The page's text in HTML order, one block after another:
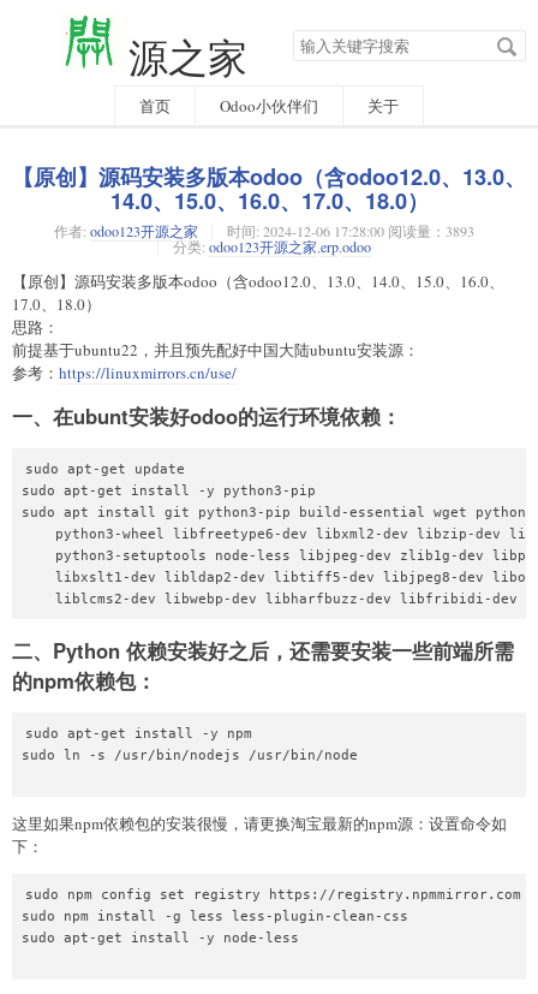
源之家 搜
索
字
首页 Odoo小伙伴们 关于
【原创】源码安装多版本odoo（含odoo12.0、13.0、
14.0、15.0、16.0、17.0、18.0）
作者: odoo123开源之家 时间: 2024-12-06 17:28:00 阅读量：3893
分类: odoo123开源之家 erpodoo
【原创】源码安装多版本odoo（含odoo12.0、13.0、14.0、15.0、16.0、
17.0、18.0）
思路：
前提基于ubuntu22，并且预先配好中国大陆ubuntu安装源：
参考： https://linuxmirrors.cn/use/
一、在ubunt安装好odoo的运行环境依赖：
sudo apt-get update
sudo apt-get install -y python3-pip
sudo apt install git python3-pip build-essential wget
python3-wheel libfreetype6-dev libxml2-dev libzip-dev
python3-setuptools node-less libjpeg-dev zlib1g-dev
libxslt1-dev libldap2-dev libtiff5-dev libjpeg8-dev
二、Python 依赖安装好之后，还需要安装一些前端所需
的npm依赖包：
sudo apt-get install -y npm
sudo ln -s /usr/bin/nodejs /usr/bin/node
这里如果npm依赖包的安装很慢，请更换淘宝最新的npm源：设置命令如
下：
sudo npm config set registry https://registry.npmmirror.com
sudo npm install -g less less-plugin-clean-css
sudo apt-get install -y node-less